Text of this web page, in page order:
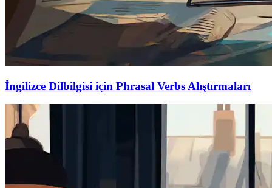
İngilizce Dilbilgisi için Phrasal Verbs Alıştırmaları